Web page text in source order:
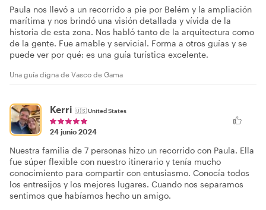
Paula nos llevó a un recorrido a pie por Belém y la ampliación
marítima y nos brindó una visión detallada y vívida de la
historia de esta zona. Nos habló tanto de la arquitectura como
de la gente. Fue amable y servicial. Forma a otros guías y se
puede ver por qué: es una guía turística excelente.
Una guía digna de Vasco de Gama
Kerri 🇺🇸United States
24 junio 2024
Nuestra familia de 7 personas hizo un recorrido con Paula. Ella
fue súper flexible con nuestro itinerario y tenía mucho
conocimiento para compartir con entusiasmo. Conocía todos
los entresijos y los mejores lugares. Cuando nos separamos
sentimos que habíamos hecho un amigo.